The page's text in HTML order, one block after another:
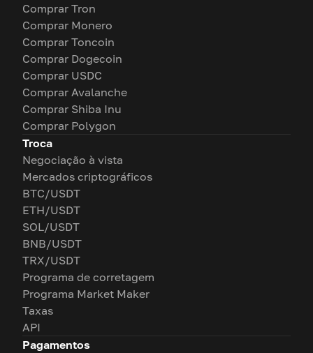
Comprar Tron
Comprar Monero
Comprar Toncoin
Comprar Dogecoin
Comprar USDC
Comprar Avalanche
Comprar Shiba Inu
Comprar Polygon
Troca
Negociação à vista
Mercados criptográficos
BTC/USDT
ETH/USDT
SOL/USDT
BNB/USDT
TRX/USDT
Programa de corretagem
Programa Market Maker
Taxas
API
Pagamentos